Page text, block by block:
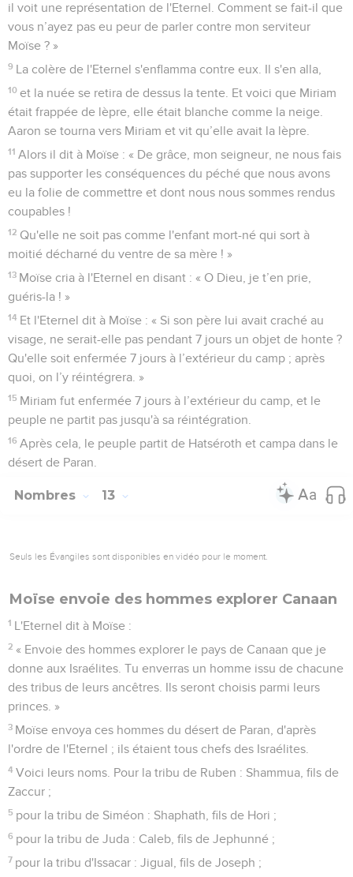
il voit une représentation de l'Eternel. Comment se fait-il que
vous n’ayez pas eu peur de parler contre mon serviteur
Moïse ? »
9 La colère de l'Eternel s'enflamma contre eux. Il s'en alla,
10 et la nuée se retira de dessus la tente. Et voici que Miriam
était frappée de lèpre, elle était blanche comme la neige.
Aaron se tourna vers Miriam et vit qu’elle avait la lèpre.
11 Alors il dit à Moïse : « De grâce, mon seigneur, ne nous fais
pas supporter les conséquences du péché que nous avons
eu la folie de commettre et dont nous nous sommes rendus
coupables !
12 Qu'elle ne soit pas comme l'enfant mort-né qui sort à
moitié décharné du ventre de sa mère ! »
13 Moïse cria à l'Eternel en disant : « O Dieu, je t’en prie,
guéris-la ! »
14 Et l'Eternel dit à Moïse : « Si son père lui avait craché au
visage, ne serait-elle pas pendant 7 jours un objet de honte ?
Qu'elle soit enfermée 7 jours à l’extérieur du camp ; après
quoi, on l’y réintégrera. »
15 Miriam fut enfermée 7 jours à l’extérieur du camp, et le
peuple ne partit pas jusqu'à sa réintégration.
16 Après cela, le peuple partit de Hatséroth et campa dans le
désert de Paran.
Nombres 13
Seuls les Évangiles sont disponibles en vidéo pour le moment.
Moïse envoie des hommes explorer Canaan
1 L'Eternel dit à Moïse :
2 « Envoie des hommes explorer le pays de Canaan que je
donne aux Israélites. Tu enverras un homme issu de chacune
des tribus de leurs ancêtres. Ils seront choisis parmi leurs
princes. »
3 Moïse envoya ces hommes du désert de Paran, d'après
l'ordre de l'Eternel ; ils étaient tous chefs des Israélites.
4 Voici leurs noms. Pour la tribu de Ruben : Shammua, fils de
Zaccur ;
5 pour la tribu de Siméon : Shaphath, fils de Hori ;
6 pour la tribu de Juda : Caleb, fils de Jephunné ;
7 pour la tribu d'Issacar : Jigual, fils de Joseph ;